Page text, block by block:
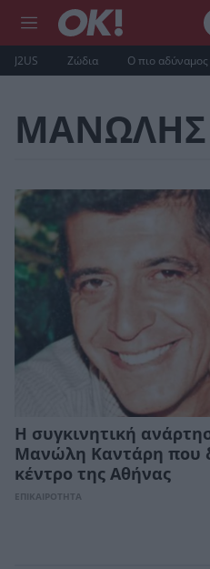
J2US Ζώδια Ο πιο αδύναμος
ΜΑΝΩΛΗΣ
Η συγκινητική
Μανώλη Καντάρη που
κέντρο της Αθήνας
ΕΠΙΚΑΙΡΟΤΗΤΑ